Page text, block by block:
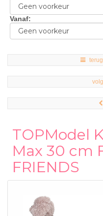
Vanaf:
TOPModel
Max 30 cm
FRIENDS